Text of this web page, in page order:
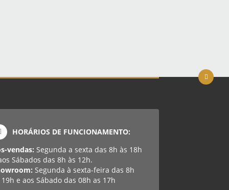
HORÁRIOS DE FUNCIONAMENTO:
vendas: Segunda a sexta das 8h às 18h
Sábados das 8h às 12h.
Segunda à sexta-feira das 8h
19h e aos Sábado das 08h as 17h